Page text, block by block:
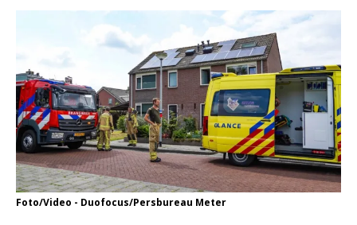
Foto/Video - Duofocus/Persbureau Meter